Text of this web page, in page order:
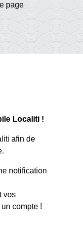
page
Localiti !
afin de
notification
vos
compte !